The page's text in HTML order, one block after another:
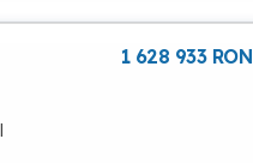
1 628 933 RON